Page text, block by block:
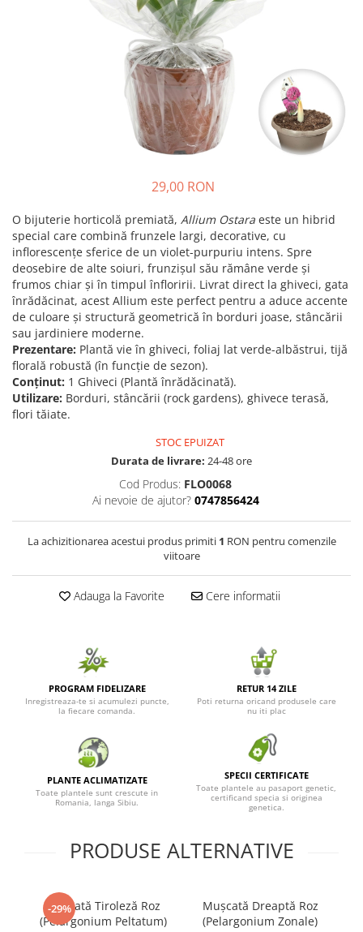
Bulbi de Gaillardia (Kokarda)
Bulbi de Irisi - Stanjenel
Bulbi de Narcise
Bulbi de Ranunculus
Bulbi de Tigridia
Bulbi de Zambile
Bulbi de Zantedeschia
Bulbi Sparaxis
Mixuri de Bulbi
Seminte de Flori
Seminte de Ierburi
Seminte de Legume/Fructe
Smochini - Ficus carica
29,00 RON
O bijuterie horticolă premiată, Allium Ostara este un hibrid
special care combină frunzele largi, decorative, cu
inflorescențe sferice de un violet-purpuriu intens. Spre
deosebire de alte soiuri, frunzișul său rămâne verde și
frumos chiar și în timpul înfloririi. Livrat direct la ghiveci, gata
înrădăcinat, acest Allium este perfect pentru a aduce accente
de culoare și structură geometrică în borduri joase, stâncării
sau jardiniere moderne.
Prezentare: Plantă vie în ghiveci, foliaj lat verde-albăstrui, tijă
florală robustă (în funcție de sezon).
Conținut: 1 Ghiveci (Plantă înrădăcinată).
Utilizare: Borduri, stâncării (rock gardens), ghivece terasă,
flori tăiate.
STOC EPUIZAT
Durata de livrare: 24-48 ore
Cod Produs: FLO0068
Ai nevoie de ajutor? 0747856424
La achizitionarea acestui produs primiti 1 RON pentru comenzile
viitoare
Adauga la Favorite Cere informatii
PROGRAM FIDELIZARE
Inregistreaza-te si acumulezi puncte,
la fiecare comanda.
RETUR 14 ZILE
Poti returna oricand produsele care
nu iti plac
PLANTE ACLIMATIZATE
Toate plantele sunt crescute in
Romania, langa Sibiu.
SPECII CERTIFICATE
Toate plantele au pasaport genetic,
certificand specia si originea
genetica.
PRODUSE ALTERNATIVE
-29%
Mușcată Tiroleză Roz
(Pelargonium Peltatum)
Mușcată Dreaptă Roz
(Pelargonium Zonale)